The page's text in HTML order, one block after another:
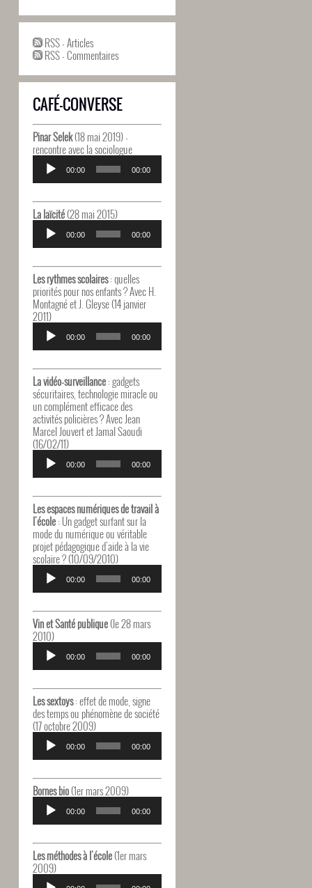
RSS - Articles
RSS - Commentaires
CAFÉ-CONVERSE
Pinar Selek(18 mai 2019) -
rencontre avec la sociologue
Lecteur
audio
00:00 00:00
La laïcité(28 mai 2015)
Lecteur
audio
00:00 00:00
Les rythmes scolaires: quelles
priorités pour nos enfants ? Avec H.
Montagné et J. Gleyse (14 janvier
2011)
Lecteur
audio
00:00 00:00
La vidéo-surveillance: gadgets
sécuritaires, technologie miracle ou
un complément efficace des
activités policières ? Avec Jean
Marcel Jouvert et Jamal Saoudi
(16/02/11)
Lecteur
audio
00:00 00:00
Les espaces numériques de travail à
l'école: Un gadget surfant sur la
mode du numérique ou véritable
projet pédagogique d'aide à la vie
scolaire ? (10/09/2010)
Lecteur
audio
00:00 00:00
Vin et Santé publique(le 28 mars
2010)
Lecteur
audio
00:00 00:00
Les sextoys: effet de mode, signe
des temps ou phénomène de société
(17 octobre 2009)
Lecteur
audio
00:00 00:00
Bornes bio(1er mars 2009)
Lecteur
audio
00:00 00:00
Les méthodes à l'école(1er mars
2009)
Lecteur